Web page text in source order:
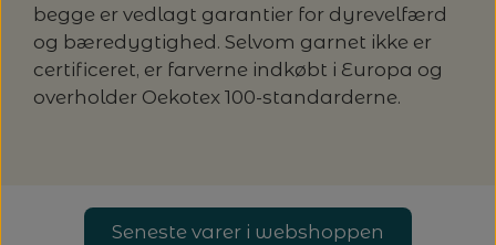
TRYKLÅSE
begge er vedlagt garantier for dyrevelfærd
og bæredygtighed. Selvom garnet ikke er
certificeret, er farverne indkøbt i Europa og
overholder Oekotex 100-standarderne.
Seneste varer i webshoppen